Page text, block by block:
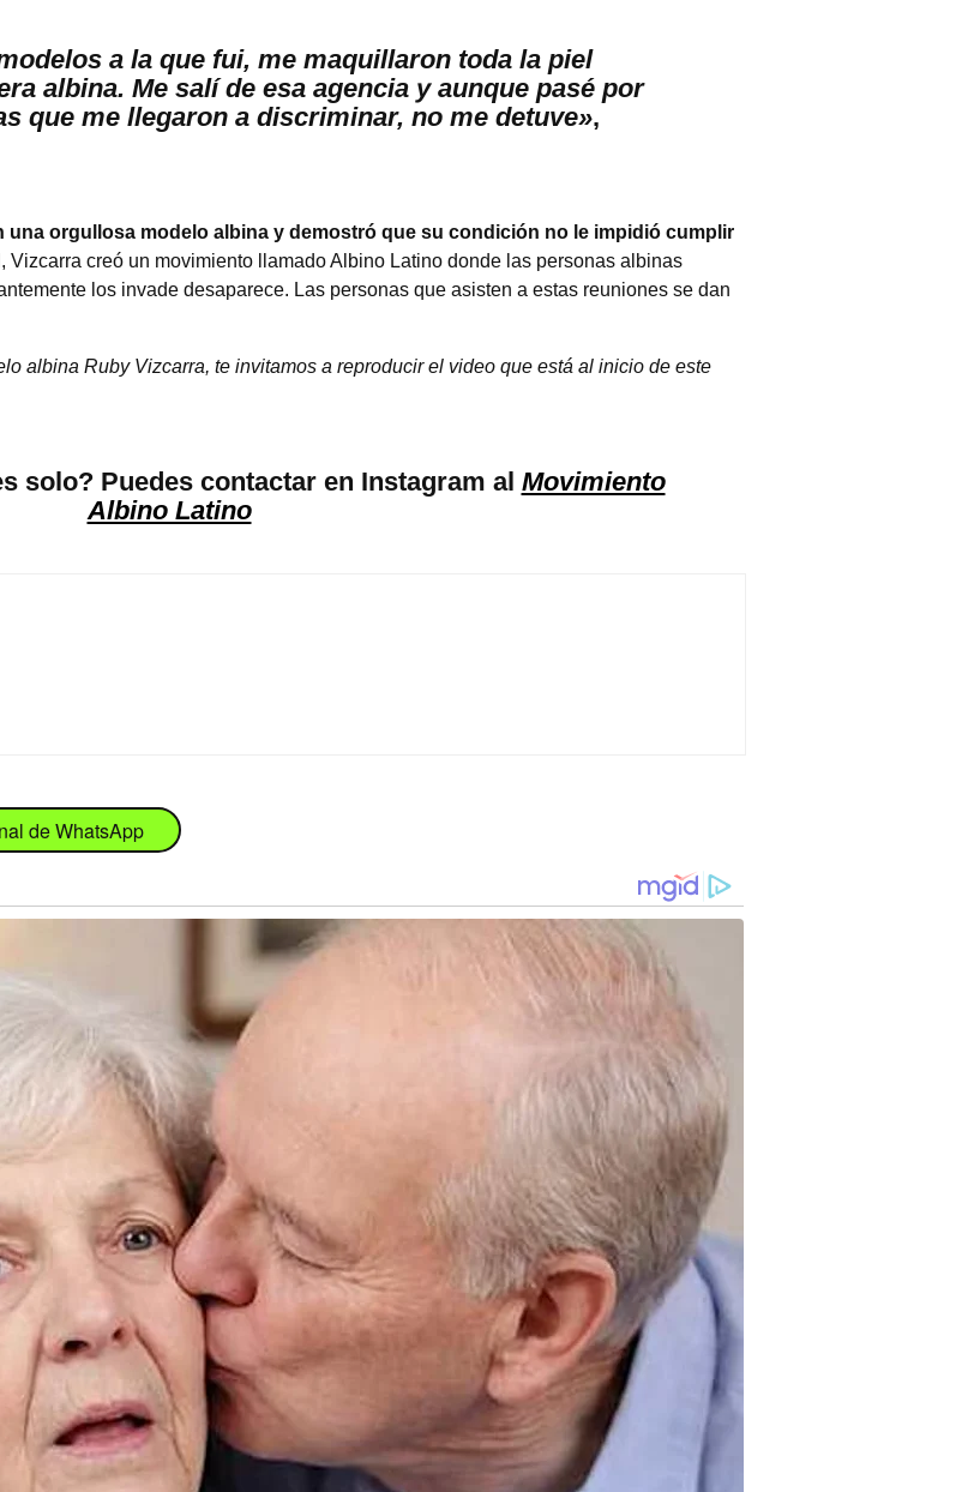
a la que fui, me maquillaron toda la piel
albina. Me salí de esa agencia y aunque pasé por
que me llegaron a discriminar, no me detuve»,
una orgullosa modelo albina y demostró que su condición no le impidió cumplir
Vizcarra creó un movimiento llamado Albino Latino donde las personas albinas
los invade desaparece. Las personas que asisten a estas reuniones se dan
albina Ruby Vizcarra, te invitamos a reproducir el video que está al inicio de este
solo? Puedes contactar en Instagram al Movimiento
Albino Latino
de WhatsApp